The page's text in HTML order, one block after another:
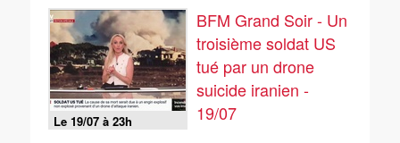
Le 19/07 à 23h
BFM Grand Soir - Un
troisième soldat US
tué par un drone
suicide iranien -
19/07